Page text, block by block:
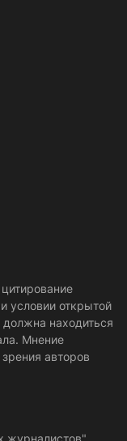
условии открытой
находиться
Мнение
авторов